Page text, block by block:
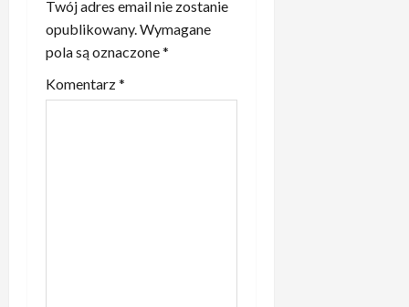
p
i
s
Twój adres email nie zostanie
opublikowany. Wymagane
pola są oznaczone*
Komentarz*